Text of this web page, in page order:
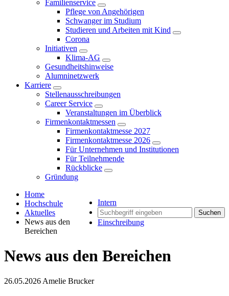
Familienservice
Pflege von Angehörigen
Schwanger im Studium
Studieren und Arbeiten mit Kind
Corona
Initiativen
Klima-AG
Gesundheitshinweise
Alumninetzwerk
Karriere
Stellenausschreibungen
Career Service
Veranstaltungen im Überblick
Firmenkontaktmessen
Firmenkontaktmesse 2027
Firmenkontaktmesse 2026
Für Unternehmen und Institutionen
Für Teilnehmende
Rückblicke
Gründung
Intern
Suchen
Einschreibung
Home
Hochschule
Aktuelles
News aus den
Bereichen
News aus den Bereichen
26.05.2026 Amelie Brucker